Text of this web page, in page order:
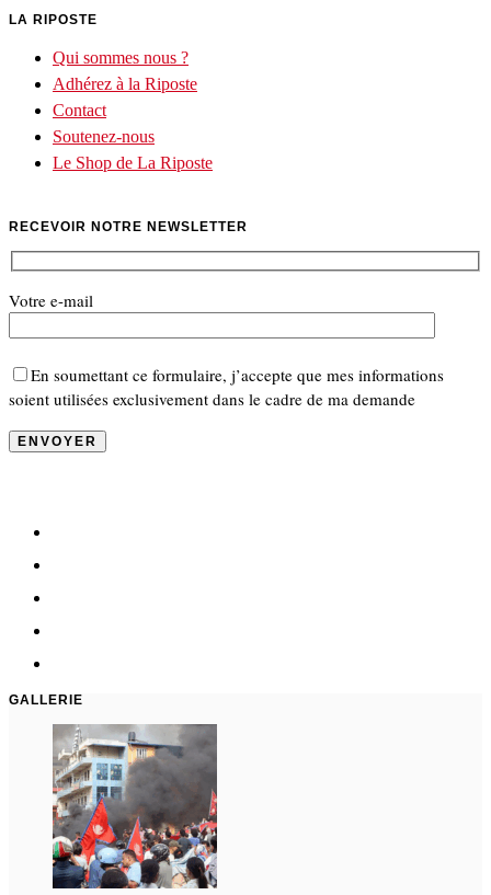
LA RIPOSTE
Qui sommes nous ?
Adhérez à la Riposte
Contact
Soutenez-nous
Le Shop de La Riposte
RECEVOIR NOTRE NEWSLETTER
Votre e-mail
En soumettant ce formulaire, j’accepte que mes informations
soient utilisées exclusivement dans le cadre de ma demande
GALLERIE